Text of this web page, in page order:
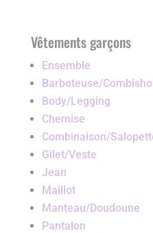
Vêtements garçons
Ensemble
Barboteuse/
Body/Legging
Chemise
Combinaison/
Gilet/Veste
Jean
Maillot
Manteau/Doudoune
Pantalon